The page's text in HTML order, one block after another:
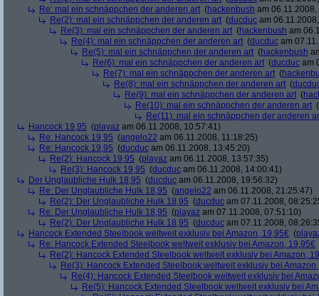
Re: mal ein schnäppchen der anderen art (hackenbush am
Re(2): mal ein schnäppchen der anderen art (ducduc am
Re(3): mal ein schnäppchen der anderen art (hackenbush am
Re(4): mal ein schnäppchen der anderen art (ducduc am
Re(5): mal ein schnäppchen der anderen art (hackenbush
Re(6): mal ein schnäppchen der anderen art (ducduc am
Re(7): mal ein schnäppchen der anderen art (
Re(8): mal ein schnäppchen der anderen art (
Re(9): mal ein schnäppchen der anderen art (
Re(10): mal ein schnäppchen der anderen art (
Re(11): mal ein schnäppchen der anderen
Hancock 19,95 (playaz am 06.11.2008, 10:57:41)
Re: Hancock 19,95 (angelo22 am 06.11.2008, 11:18:25)
Re: Hancock 19,95 (ducduc am 06.11.2008, 13:45:20)
Re(2): Hancock 19,95 (playaz am 06.11.2008, 13:57:35)
Re(3): Hancock 19,95 (ducduc am 06.11.2008, 14:00:41)
Der Unglaubliche Hulk 18,95 (ducduc am 06.11.2008, 19:56:32)
Re: Der Unglaubliche Hulk 18,95 (angelo22 am 06.11.2008, 21:25:47)
Re(2): Der Unglaubliche Hulk 18,95 (ducduc am 07.11.2008,
Re: Der Unglaubliche Hulk 18,95 (playaz am 07.11.2008, 07:51:10)
Re(2): Der Unglaubliche Hulk 18,95 (ducduc am 07.11.2008,
Hancock Extended Steelbook weltweit exklusiv bei Amazon, 19,95€ (
Re: Hancock Extended Steelbook weltweit exklusiv bei Amazon, 19,95€
Re(2): Hancock Extended Steelbook weltweit exklusiv bei Amazon,
Re(3): Hancock Extended Steelbook weltweit exklusiv bei
Re(4): Hancock Extended Steelbook weltweit exklusiv bei
Re(5): Hancock Extended Steelbook weltweit exklusiv bei